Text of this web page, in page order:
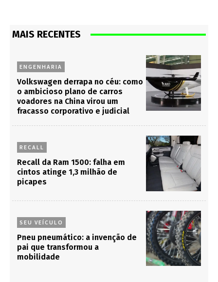
MAIS RECENTES
ENGENHARIA
Volkswagen derrapa no céu: como
o ambicioso plano de carros
voadores na China virou um
fracasso corporativo e judicial
RECALL
Recall da Ram 1500: falha em
cintos atinge 1,3 milhão de
picapes
SEU VEÍCULO
Pneu pneumático: a invenção de
pai que transformou a
mobilidade